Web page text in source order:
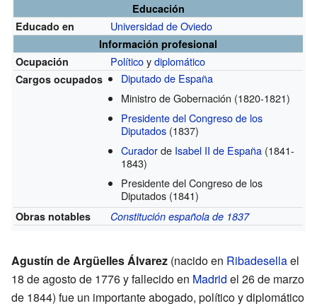
Educación
Educado en
Universidad de Oviedo
Información profesional
Ocupación
Políticoydiplomático
Cargos ocupados
Diputado de España
Ministro de Gobernación (1820-1821)
Presidente del Congreso de los
Diputados (1837)
Curadorde Isabel II de España (1841-
1843)
Presidente del Congreso de los
Diputados (1841)
Obras notables Constitución española de 1837
Agustín de Argüelles Álvarez (nacido en Ribadesellael
18 de agosto de 1776 y fallecido en Madrid el 26 de marzo
de 1844) fue un importante abogado, político y diplomático